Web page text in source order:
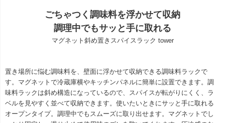
ごちゃつく調味料を浮かせて収納
調理中でもサッと手に取れる
マグネット斜め置きスパイスラック tower
置き場所に悩む調味料を、壁面に浮かせて収納できる調味料ラックで
す。マグネットで冷蔵庫横やキッチンパネルに簡単に設置できます。調
味料ラックは斜め構造になっているので、スパイスが転がりにくく、ラ
ベルを見やすく並べて収納できます。使いたいときにサッと手に取れる
オープンタイプ。調理中でもスムーズに取り出せます。マグネットでし